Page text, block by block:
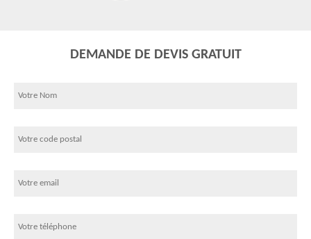
DEMANDE DE DEVIS GRATUIT